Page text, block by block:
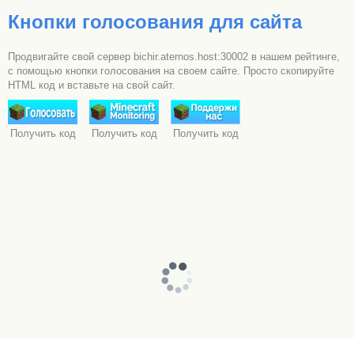
Кнопки голосования для сайта
Продвигайте свой сервер bichir.aternos.host:30002 в нашем рейтинге,
с помощью кнопки голосования на своем сайте. Просто скопируйте
HTML код и вставьте на свой сайт.
Получить код Получить код Получить код